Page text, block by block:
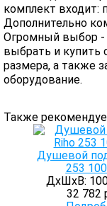
комплект входит:
Дополнительно
Огромный выбор -
выбрать и купить
размера, а также
оборудование.
Также
Душевой
253
ДхШхВ:
32 782